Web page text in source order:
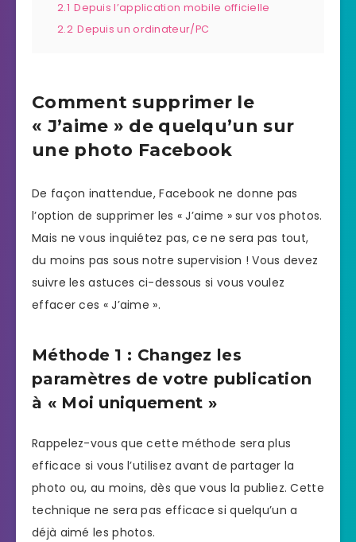
2.1 Depuis l’application mobile officielle
2.2 Depuis un ordinateur/PC
Comment supprimer le
« J’aime » de quelqu’un sur
une photo Facebook
De façon inattendue, Facebook ne donne pas
l’option de supprimer les « J’aime » sur vos photos.
Mais ne vous inquiétez pas, ce ne sera pas tout,
du moins pas sous notre supervision ! Vous devez
suivre les astuces ci-dessous si vous voulez
effacer ces « J’aime ».
Méthode 1 : Changez les
paramètres de votre publication
à « Moi uniquement »
Rappelez-vous que cette méthode sera plus
efficace si vous l’utilisez avant de partager la
photo ou, au moins, dès que vous la publiez. Cette
technique ne sera pas efficace si quelqu’un a
déjà aimé les photos.